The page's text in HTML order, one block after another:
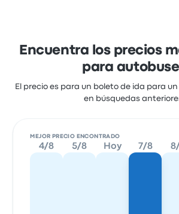
Encuentra los precios
para
El precio es para un boleto de ida para
en búsquedas
MEJOR PRECIO ENCONTRADO
4/8 5/8 Hoy 7/8